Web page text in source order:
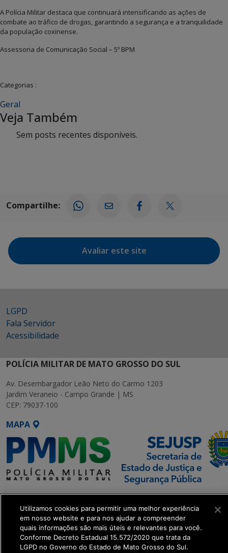
A Polícia Militar destaca que continuará intensificando as ações de
combate ao tráfico de drogas, garantindo a segurança e a tranquilidade
da população coxinense.
Assessoria de Comunicação Social – 5º BPM
Categorias :
Geral
Veja Também
Sem posts recentes disponíveis.
Compartilhe:
Avaliar este site
LGPD
Fala Servidor
Acessibilidade
POLÍCIA MILITAR DE MATO GROSSO DO SUL
Av. Desembargador Leão Neto do Carmo 1203
Jardim Veraneio - Campo Grande | MS
CEP: 79037-100
MAPA
SETDIG | Secretaria-Executiva
de Transformação Digital
get_footer();
Utilizamos cookies para permitir uma melhor experiência
em nosso website e para nos ajudar a compreender
quais informações são mais úteis e relevantes para você.
Conforme Decreto Estadual 15.572/2020 que trata da
LGPD no Governo do Estado de Mato Grosso do Sul.